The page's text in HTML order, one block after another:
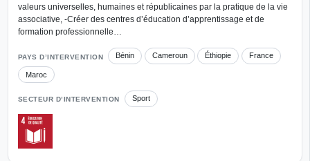
valeurs universelles, humaines et républicaines par la pratique de la vie
associative, -Créer des centres d’éducation d’apprentissage et de
formation professionnelle…
PAYS D’INTERVENTION Bénin Cameroun Éthiopie France
Maroc
SECTEUR D’INTERVENTION Sport